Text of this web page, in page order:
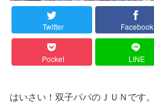
Twitter Facebook
Pocket LINE
はいさい！双子パパのＪＵＮです。